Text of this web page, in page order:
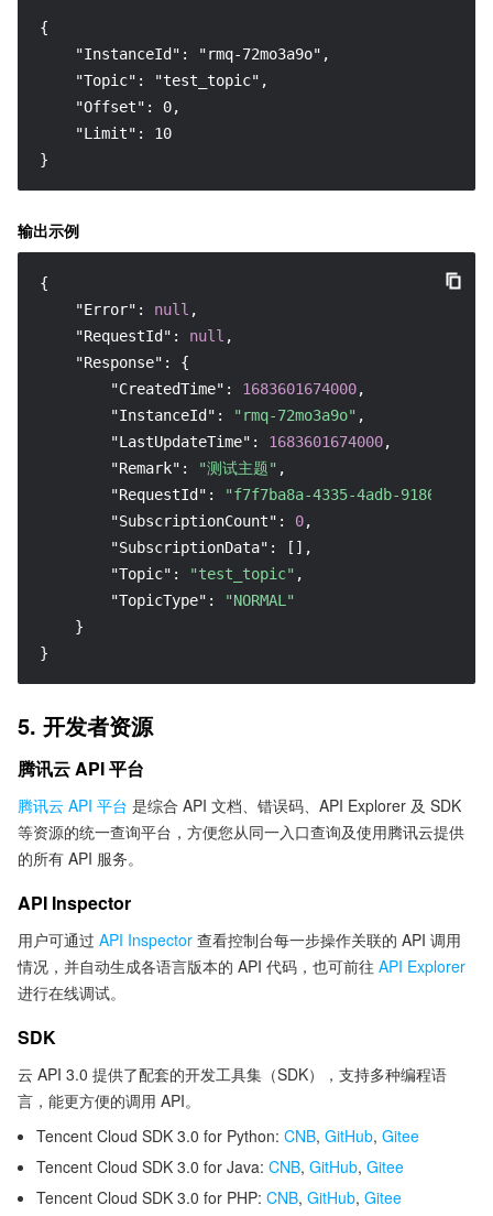
{
    "InstanceId": "rmq-72mo3a9o",
    "Topic": "test_topic",
    "Offset": 0,
    "Limit": 10
}
输出示例
{
"Error" : null ,
"RequestId" : null ,
"Response" :
{
"CreatedTime" : 1683601674000,
"InstanceId" : "rmq-72mo3a9o" ,
"LastUpdateTime" : 1683601674000,
"Remark" : "测试主题" ,
"RequestId" :
"f7f7ba8a-4335-4adb-9186-
"SubscriptionCount" : 0,
"SubscriptionData" : [ ] ,
"Topic" : "test_topic" ,
"TopicType" :
"NORMAL"
}
}
5. 开发者资源
腾讯云 API 平台
腾讯云 API 平台 是综合 API 文档、错误码、API Explorer 及 SDK
等资源的统一查询平台，方便您从同一入口查询及使用腾讯云提供
的所有 API 服务。
API Inspector
用户可通过 API Inspector 查看控制台每一步操作关联的 API 调用
情况，并自动生成各语言版本的 API 代码，也可前往 API Explorer
进行在线调试。
SDK
云 API 3.0 提供了配套的开发工具集（SDK），支持多种编程语
言，能更方便的调用 API。
Tencent Cloud SDK 3.0 for Python: CNB, GitHub, Gitee
Tencent Cloud SDK 3.0 for Java: CNB, GitHub, Gitee
Tencent Cloud SDK 3.0 for PHP: CNB, GitHub, Gitee